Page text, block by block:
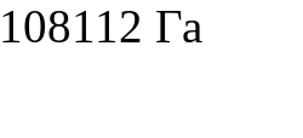
108112 Га